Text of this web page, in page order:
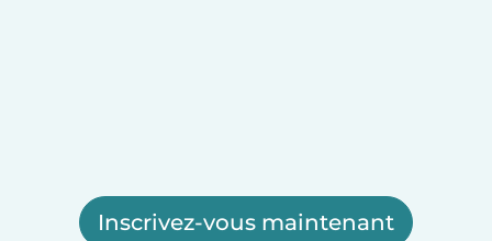
Inscrivez-vous maintenant